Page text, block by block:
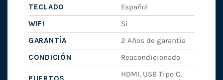
TECLADO
Español
WIFI
Si
GARANTÍA
2 Años de garantía
CONDICIÓN
Reacondicionado
HDMI, USB Tipo C,